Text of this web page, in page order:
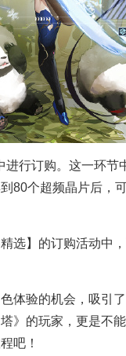
订购。这一环节
80个超频晶片后，
】的订购活动中，
验的机会，吸引
》的玩家，更是不
吧！